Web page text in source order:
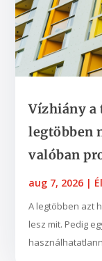
Vízhiány a
legtöbben
valóban
aug 7, 2026 |
A legtöbben azt
lesz mit. Pedig